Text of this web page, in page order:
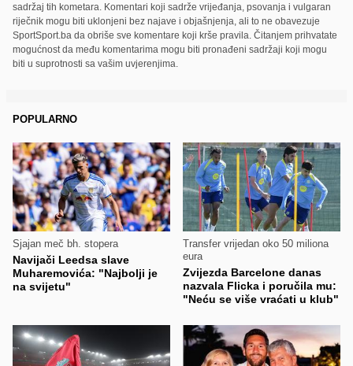
sadržaj tih kometara. Komentari koji sadrže vrijeđanja, psovanja i vulgaran
riječnik mogu biti uklonjeni bez najave i objašnjenja, ali to ne obavezuje
SportSport.ba da obriše sve komentare koji krše pravila. Čitanjem prihvatate
mogućnost da među komentarima mogu biti pronađeni sadržaji koji mogu
biti u suprotnosti sa vašim uvjerenjima.
POPULARNO
Sjajan meč bh. stopera
Navijači Leedsa slave
Muharemovića: "Najbolji je
na svijetu"
Transfer vrijedan oko 50 miliona
eura
Zvijezda Barcelone danas
nazvala Flicka i poručila mu:
"Neću se više vraćati u klub"